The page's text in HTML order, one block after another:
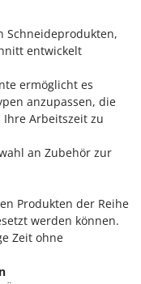
Schneideprodukten,
entwickelt
ermöglicht es
anzupassen, die
Arbeitszeit zu
an Zubehör zur
Produkten der Reihe
werden können.
Zeit ohne